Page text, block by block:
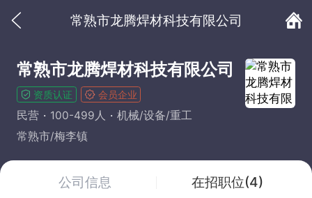
常熟市龙腾焊材科技有限公司
常熟市龙腾焊材科技有限公司
资质认证 会员企业
民营 100-499人
机械/设备/重工
常熟市/梅李镇
公司信息 在招职位(4)